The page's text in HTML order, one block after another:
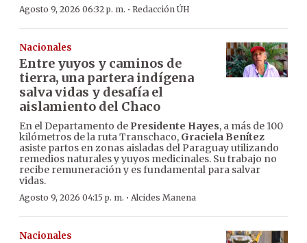
Agosto 9, 2026 06:32 p. m. · Redacción ÚH
Nacionales
Entre yuyos y caminos de
tierra, una partera indígena
salva vidas y desafía el
aislamiento del Chaco
En el Departamento de Presidente Hayes, a más de 100
kilómetros de la ruta Transchaco, Graciela Benítez
asiste partos en zonas aisladas del Paraguay utilizando
remedios naturales y yuyos medicinales. Su trabajo no
recibe remuneración y es fundamental para salvar
vidas.
Agosto 9, 2026 04:15 p. m. · Alcides Manena
Nacionales